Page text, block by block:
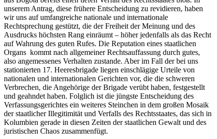
unserem Antrag, diese frühere Entscheidung zu revidieren, haben
wir uns auf umfangreiche nationale und internationale
Rechtsprechung gestützt, die der Freiheit der Meinung und des
Ausdrucks höchsten Rang einräumt – höher jedenfalls als das Recht
auf Wahrung des guten Rufes. Die Reputation eines staatlichen
Organs kommt nach allgemeiner Rechtsauffassung durch gutes,
also angemessenes Verhalten zustande. Aber im Fall der bei uns
stationierten 17. Heeresbrigade liegen einschlägige Urteile von
nationalen und internationalen Gerichten vor, die die schweren
Verbrechen, die Angehörige der Brigade verübt haben, festgestellt
und geahndet haben. Folglich ist die jüngste Entscheidung des
Verfassungsgerichtes ein weiteres Steinchen in dem großen Mosaik
der staatlicher Illegitimität und Verfalls des Rechtsstaates, das sich in
Kolumbien gerade in diesen Zeiten der staatlichen Gewalt und des
juristischen Chaos zusammenfügt.